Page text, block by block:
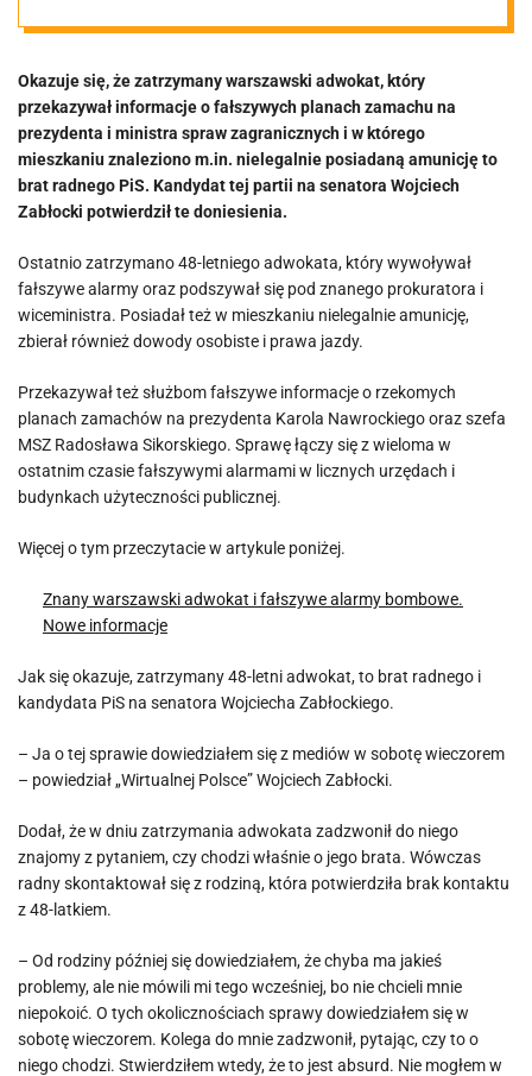
fałszywe
alarmy.
Zatrzymany
adwokat jest
bratem radnego
PiS
Okazuje się, że zatrzymany warszawski adwokat, który
przekazywał informacje o fałszywych planach zamachu na
prezydenta i ministra spraw zagranicznych i w którego
mieszkaniu znaleziono m.in. nielegalnie posiadaną amunicję to
brat radnego PiS. Kandydat tej partii na senatora Wojciech
Zabłocki potwierdził te doniesienia.
Ostatnio zatrzymano 48-letniego adwokata, który wywoływał
fałszywe alarmy oraz podszywał się pod znanego prokuratora i
wiceministra. Posiadał też w mieszkaniu nielegalnie amunicję,
zbierał również dowody osobiste i prawa jazdy.
Przekazywał też służbom fałszywe informacje o rzekomych
planach zamachów na prezydenta Karola Nawrockiego oraz szefa
MSZ Radosława Sikorskiego. Sprawę łączy się z wieloma w
ostatnim czasie fałszywymi alarmami w licznych urzędach i
budynkach użyteczności publicznej.
Więcej o tym przeczytacie w artykule poniżej.
Znany warszawski adwokat i fałszywe alarmy bombowe.
Nowe informacje
Jak się okazuje, zatrzymany 48-letni adwokat, to brat radnego i
kandydata PiS na senatora Wojciecha Zabłockiego.
– Ja o tej sprawie dowiedziałem się z mediów w sobotę wieczorem
– powiedział „Wirtualnej Polsce” Wojciech Zabłocki.
Dodał, że w dniu zatrzymania adwokata zadzwonił do niego
znajomy z pytaniem, czy chodzi właśnie o jego brata. Wówczas
radny skontaktował się z rodziną, która potwierdziła brak kontaktu
z 48-latkiem.
– Od rodziny później się dowiedziałem, że chyba ma jakieś
problemy, ale nie mówili mi tego wcześniej, bo nie chcieli mnie
niepokoić. O tych okolicznościach sprawy dowiedziałem się w
sobotę wieczorem. Kolega do mnie zadzwonił, pytając, czy to o
niego chodzi. Stwierdziłem wtedy, że to jest absurd. Nie mogłem w